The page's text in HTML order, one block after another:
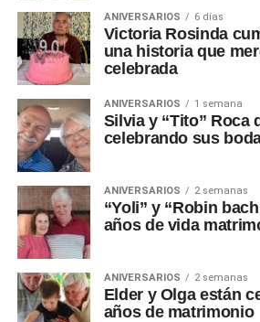
ANIVERSARIOS 6 días
Victoria Rosinda
una historia que
celebrada
ANIVERSARIOS 1 semana
Silvia y “Tito” Roca
celebrando sus
ANIVERSARIOS 2 semanas
“Yoli” y “Robin
años de vida
ANIVERSARIOS 2 semanas
Elder y Olga están
años de matrimonio